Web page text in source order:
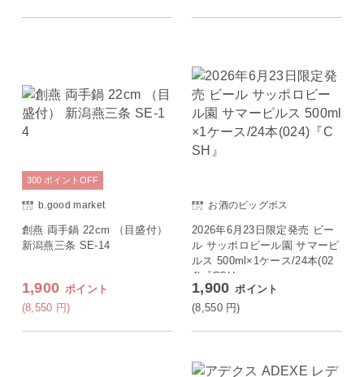
b.good market
創燕 両手鍋 22cm （目盛付）
新潟燕三条 SE-14
1,900 ポイント
(8,550 円)
300 ポイント OFF
お酒のビッグボス
2026年6月23日限定発売 ビー
ル サッポロビール園 サマーピ
ルス 500ml×1ケース/24本(02
4)『CSH』
1,900 ポイント
(8,550 円)